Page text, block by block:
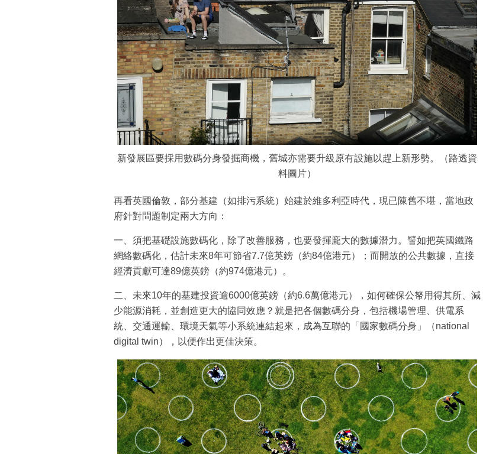
新發展區要採用數碼分身發掘商機，舊城亦需要升級原有設施以趕上新形勢。（路透資
料圖片）
再看英國倫敦，部分基建（如排污系統）始建於維多利亞時代，現已陳舊不堪，當地政
府針對問題制定兩大方向：
一、須把基礎設施數碼化，除了改善服務，也要發揮龐大的數據潛力。譬如把英國鐵路
網絡數碼化，估計未來8年可節省7.7億英鎊（約84億港元）；而開放的公共數據，直接
經濟貢獻可達89億英鎊（約974億港元）。
二、未來10年的基建投資逾6000億英鎊（約6.6萬億港元），如何確保公帑用得其所、減
少能源消耗，並創造更大的協同效應？就是把各個數碼分身，包括機場管理、供電系
統、交通運輸、環境天氣等小系統連結起來，成為互聯的「國家數碼分身」（national
digital twin），以便作出更佳決策。